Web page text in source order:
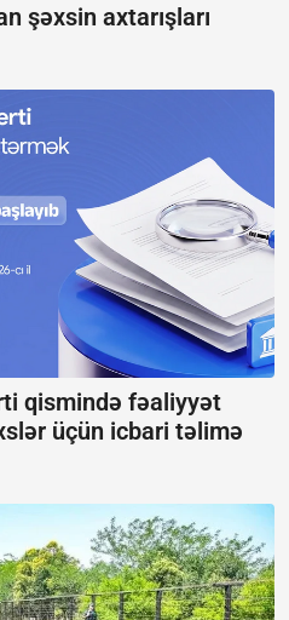
şəxsin axtarışları
qismində fəaliyyət
üçün icbari təlimə